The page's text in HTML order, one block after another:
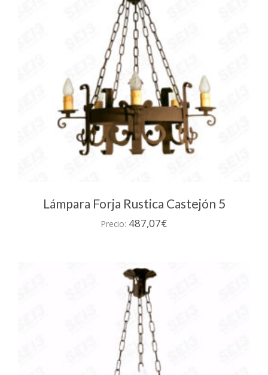
Lámpara Forja Rustica Castejón 5
Precio: 487,07€